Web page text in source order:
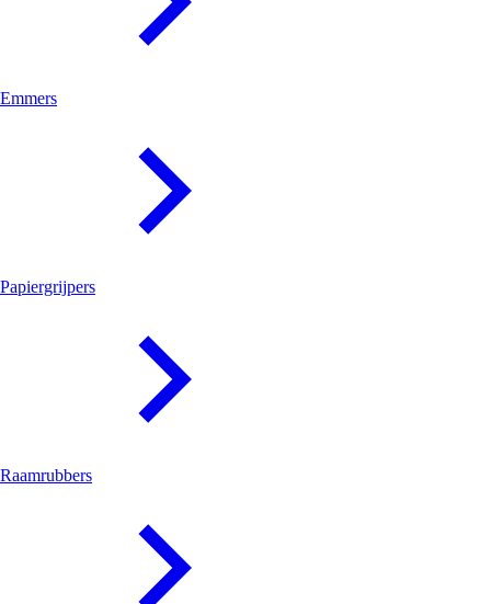
Emmers
Papiergrijpers
Raamrubbers